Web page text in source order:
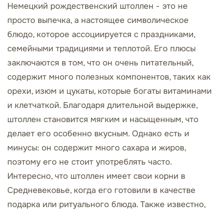
Немецкий рождественский штоллен - это не
просто выпечка, а настоящее символическое
блюдо, которое ассоциируется с праздниками,
семейными традициями и теплотой. Его плюсы
заключаются в том, что он очень питательный,
содержит много полезных компонентов, таких как
орехи, изюм и цукаты, которые богаты витаминами
и клетчаткой. Благодаря длительной выдержке,
штоллен становится мягким и насыщенным, что
делает его особенно вкусным. Однако есть и
минусы: он содержит много сахара и жиров,
поэтому его не стоит употреблять часто.
Интересно, что штоллен имеет свои корни в
Средневековье, когда его готовили в качестве
подарка или ритуального блюда. Также известно,